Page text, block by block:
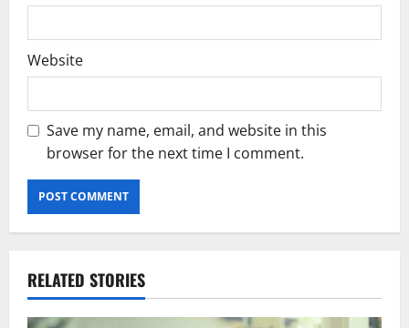
Website
Save my name, email, and website in this
browser for the next time I comment.
RELATED STORIES